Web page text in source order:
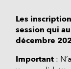
Les
session qui
décembre
Important :